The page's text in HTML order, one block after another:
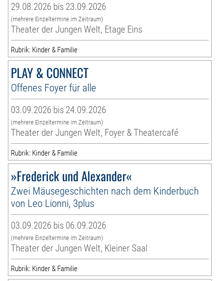
29.08.2026 bis 23.09.2026
(mehrere Einzeltermine im Zeitraum)
Theater der Jungen Welt, Etage Eins
Rubrik: Kinder & Familie
PLAY & CONNECT
Offenes Foyer für alle
03.09.2026 bis 24.09.2026
(mehrere Einzeltermine im Zeitraum)
Theater der Jungen Welt, Foyer & Theatercafé
Rubrik: Kinder & Familie
»Frederick und Alexander«
Zwei Mäusegeschichten nach dem Kinderbuch
von Leo Lionni, 3plus
03.09.2026 bis 06.09.2026
(mehrere Einzeltermine im Zeitraum)
Theater der Jungen Welt, Kleiner Saal
Rubrik: Kinder & Familie